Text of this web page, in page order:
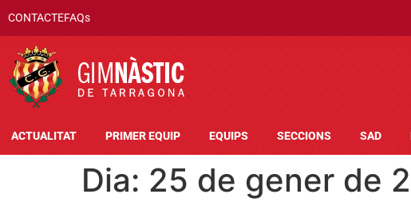
CONTACTEFAQs
ACTUALITAT PRIMER EQUIP EQUIPS SECCIONS SAD
Dia: 25 de gener de